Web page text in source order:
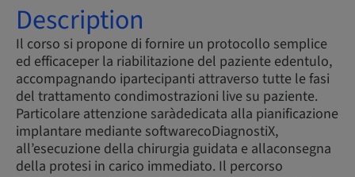
Description
Il corso si propone di fornire un protocollo semplice
ed efficaceper la riabilitazione del paziente edentulo,
accompagnando ipartecipanti attraverso tutte le fasi
del trattamento condimostrazioni live su paziente.
Particolare attenzione saràdedicata alla pianificazione
implantare mediante softwarecoDiagnostiX,
all’esecuzione della chirurgia guidata e allaconsegna
della protesi in carico immediato. Il percorso